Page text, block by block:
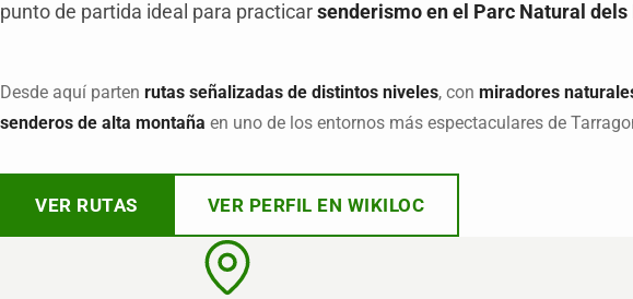
punto de partida ideal para practicar senderismo en el Parc Natural dels
Desde aquí parten rutas señalizadas de distintos niveles, con miradores
senderos de alta montaña en uno de los entornos más espectaculares de
VER RUTAS VER PERFIL EN WIKILOC